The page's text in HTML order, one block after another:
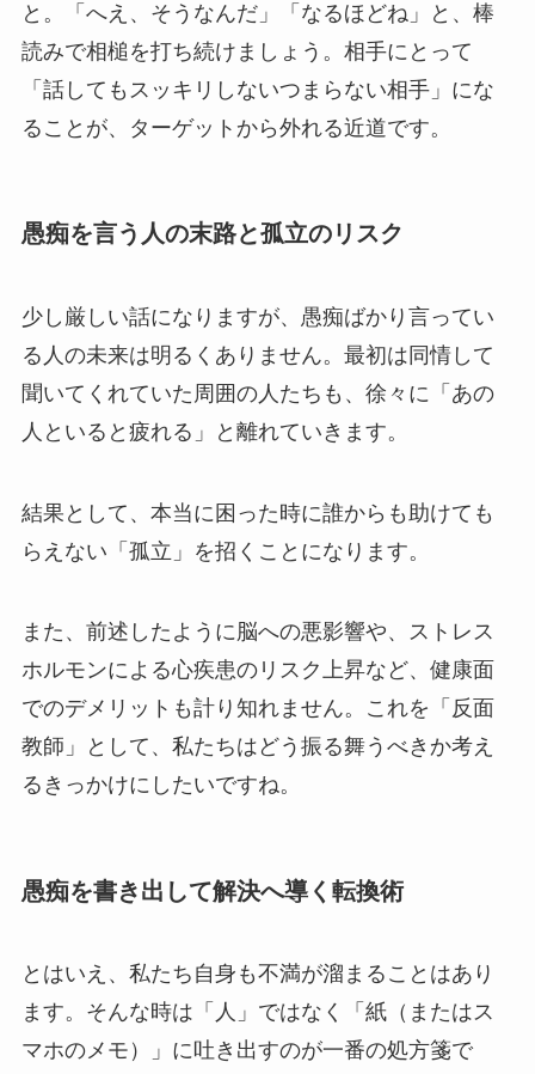
と。「へえ、そうなんだ」「なるほどね」と、棒
読みで相槌を打ち続けましょう。相手にとって
「話してもスッキリしないつまらない相手」にな
ることが、ターゲットから外れる近道です。
愚痴を言う人の末路と孤立のリスク
少し厳しい話になりますが、愚痴ばかり言ってい
る人の未来は明るくありません。最初は同情して
聞いてくれていた周囲の人たちも、徐々に「あの
人といると疲れる」と離れていきます。
結果として、本当に困った時に誰からも助けても
らえない「孤立」を招くことになります。
また、前述したように脳への悪影響や、ストレス
ホルモンによる心疾患のリスク上昇など、健康面
でのデメリットも計り知れません。これを「反面
教師」として、私たちはどう振る舞うべきか考え
るきっかけにしたいですね。
愚痴を書き出して解決へ導く転換術
とはいえ、私たち自身も不満が溜まることはあり
ます。そんな時は「人」ではなく「紙（またはス
マホのメモ）」に吐き出すのが一番の処方箋で